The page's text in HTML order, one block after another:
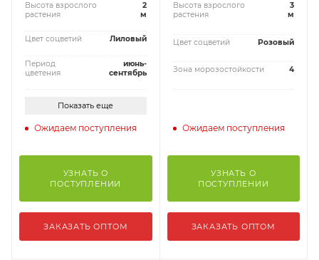
Высота взрослого
растения
2
м
Цвет соцветий Лиловый
Период
цветения
июнь-
сентябрь
Показать еще
Ожидаем поступления
УЗНАТЬ О
ПОСТУПЛЕНИИ
ЗАКАЗАТЬ ОПТОМ
Высота взрослого
растения
3
м
Цвет соцветий Розовый
Зона морозостойкости 4
Ожидаем поступления
УЗНАТЬ О
ПОСТУПЛЕНИИ
ЗАКАЗАТЬ ОПТОМ